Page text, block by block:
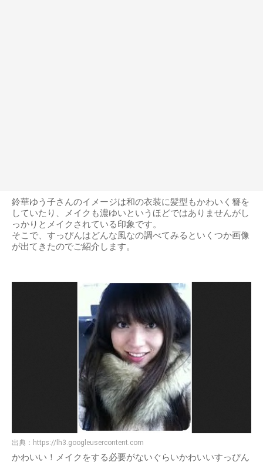
鈴華ゆう子さんのイメージは和の衣装に髪型もかわいく簪を
していたり、メイクも濃ゆいというほどではありませんがし
っかりとメイクされている印象です。
そこで、すっぴんはどんな風なの調べてみるといくつか画像
が出てきたのでご紹介します。
出典： https://lh3.googleusercontent.com
かわいい！メイクをする必要がないぐらいかわいいすっぴん